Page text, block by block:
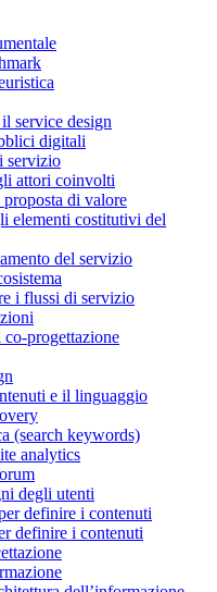
service design
digitali
servizio
attori coinvolti
di valore
elementi costitutivi del
del servizio
i flussi di servizio
progettazione
e il linguaggio
(search keywords)
analytics
degli utenti
definire i contenuti
definire i contenuti